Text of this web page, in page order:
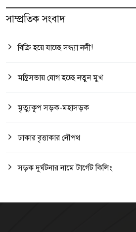
সাম্প্রতিক সংবাদ
বিক্রি হয়ে যাচ্ছে সন্ধ্যা নদী!
মন্ত্রিসভায় যোগ হচ্ছে নতুন মুখ
মৃত্যুকূপ সড়ক-মহাসড়ক
ঢাকার বৃত্তাকার নৌপথ
সড়ক দুর্ঘটনার নামে টার্গেট কিলিং